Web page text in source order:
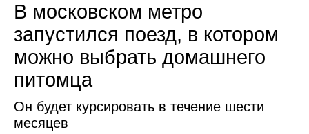
В московском метро
запустился поезд, в котором
можно выбрать домашнего
питомца
Он будет курсировать в течение шести
месяцев